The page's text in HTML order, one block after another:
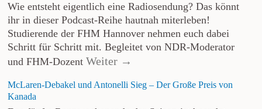
Wie entsteht eigentlich eine Radiosendung? Das könnt
ihr in dieser Podcast-Reihe hautnah miterleben!
Studierende der FHM Hannover nehmen euch dabei
Schritt für Schritt mit. Begleitet von NDR-Moderator
und FHM-Dozent Weiter →
McLaren-Debakel und Antonelli Sieg – Der Große Preis von
Kanada